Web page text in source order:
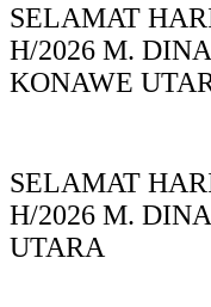
SELAMAT
H/2026 M.
KONAWE
SELAMAT
H/2026 M.
UTARA